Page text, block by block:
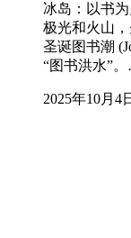
冰岛：以书
极光和火山
圣诞图书潮
“图书洪水”
2025年10月4